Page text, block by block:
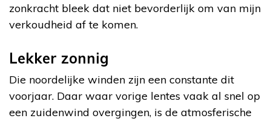
zonkracht bleek dat niet bevorderlijk om van mijn
verkoudheid af te komen.
Lekker zonnig
Die noordelijke winden zijn een constante dit
voorjaar. Daar waar vorige lentes vaak al snel op
een zuidenwind overgingen, is de atmosferische